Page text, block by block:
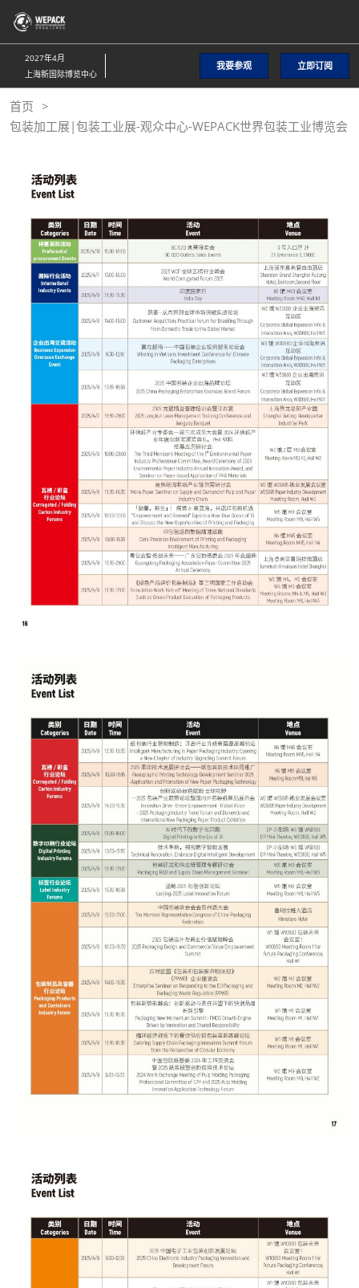
直
接
跳
至
内
容
2027年4月
上海新国际博览中心
我要参观 立即订阅
首页
包装加工展|包装工业展-观众中心-WEPACK世界包装工业博览会